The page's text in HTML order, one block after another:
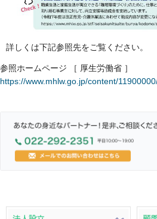
詳しくは下記参照先をご覧ください。
参照ホームページ ［ 厚生労働省 ］
https://www.mhlw.go.jp/content/